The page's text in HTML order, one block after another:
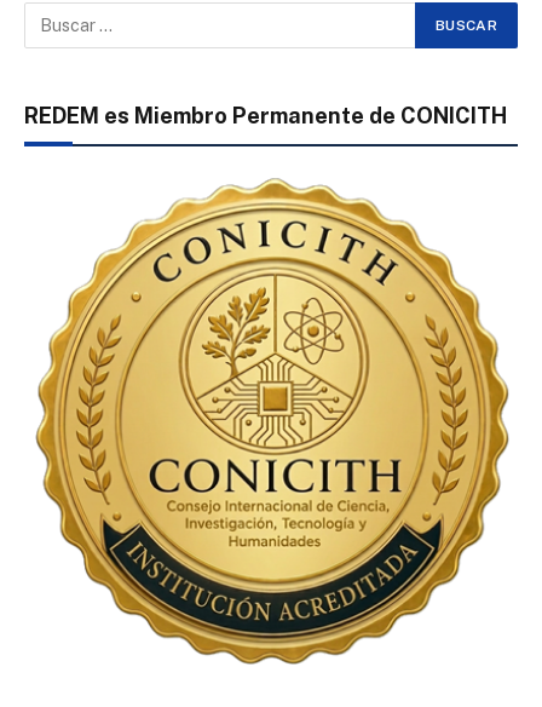
REDEM es Miembro Permanente de CONICITH